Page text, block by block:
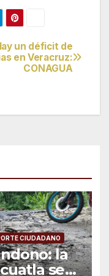
un déficit de
en Veracruz:
CONAGUA
CIUDADANO
la
se